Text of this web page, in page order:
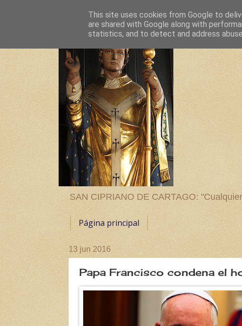
SAN CIPRIANO DE CARTAGO:
Página principal
13 jun 2016
Papa Francisco condena el
This site uses cookies from Google to
are shared with Google along with
statistics, and to detect and address